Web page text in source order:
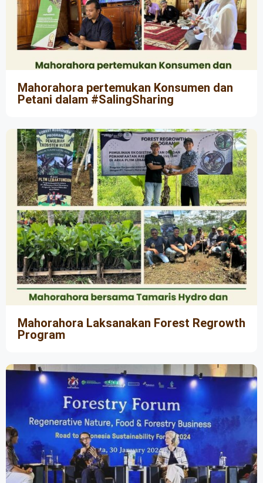
Mahorahora pertemukan Konsumen dan
Petani dalam #SalingSharing
Mahorahora Laksanakan Forest Regrowth
Program